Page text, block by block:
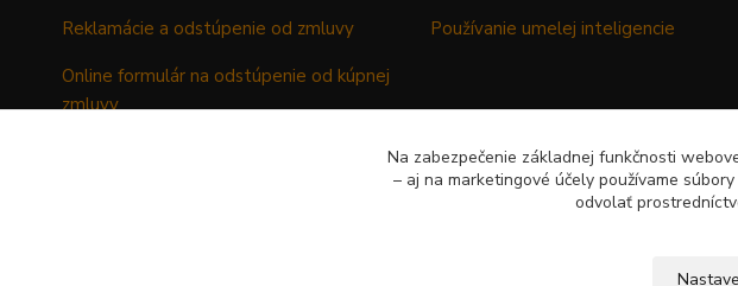
Reklamácie a odstúpenie od zmluvy
Online formulár na odstúpenie od kúpnej
zmluvy
Používanie umelej inteligencie
Na zabezpečenie základnej funkčnosti
– aj na marketingové účely používame
odvolať